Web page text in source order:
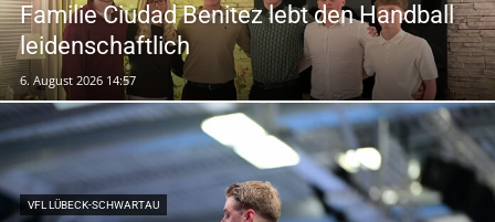
Familie Ciudad Benitez lebt den Handball
leidenschaftlich
6. August 2026 14:57
VFL LÜBECK-SCHWARTAU